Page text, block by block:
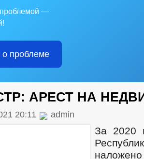
проблемой —
проблеме
АРЕСТ НА
20:11 admin
За 2020